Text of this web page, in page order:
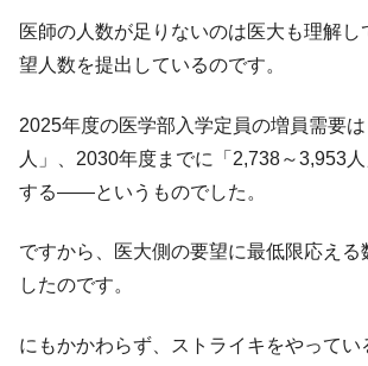
Fact1 セレクトセールの高額取引馬が稼
医師の人数が足りないのは医大も理解
望人数を提出しているのです。
2025年度の医学部入学定員の増員需要
人」、2030年度までに「2,738～3,953
する――というものでした。
ですから、医大側の要望に最低限応える
したのです。
にもかかわらず、ストライキをやってい